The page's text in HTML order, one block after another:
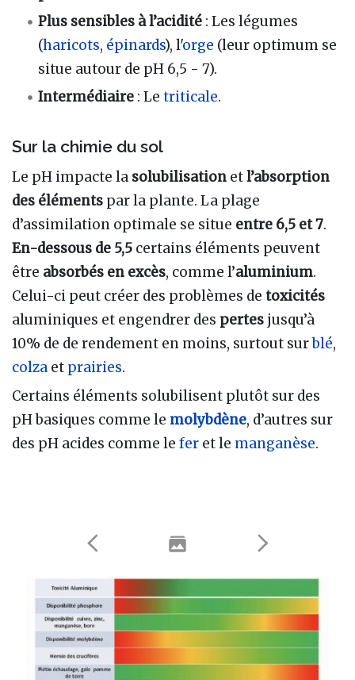
Plus sensibles à l’acidité : Les légumes
(haricots, épinards), l'orge (leur optimum se
situe autour de pH 6,5 - 7).
Intermédiaire : Letriticale.
Sur la chimie du sol
Le pH impacte la solubilisation etl’absorption
des éléments par la plante. La plage
d’assimilation optimale se situe entre 6,5 et 7.
En-dessous de 5,5 certains éléments peuvent
être absorbés en excès, comme l’aluminium.
Celui-ci peut créer des problèmes de toxicités
aluminiques et engendrer des pertes jusqu’à
10% de de rendement en moins, surtout surblé,
colza et prairies.
Certains éléments solubilisent plutôt sur des
pH basiques comme le molybdène, d’autres sur
des pH acides comme le fer et le manganèse.